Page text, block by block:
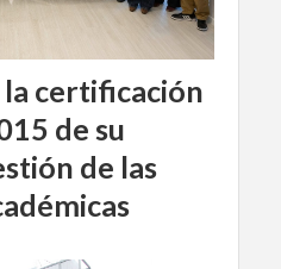
la certificación
de su
de las